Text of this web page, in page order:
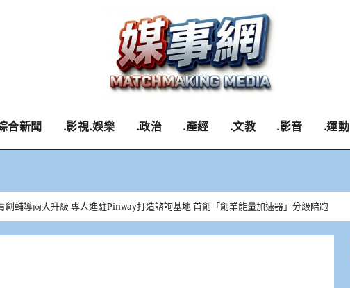
合新聞 .影視.娛樂 .政治 .產經 .文教 .影音 .運動
創輔導兩大升級 專人進駐Pinway打造諮詢基地 首創「創業能量加速器」分級陪跑